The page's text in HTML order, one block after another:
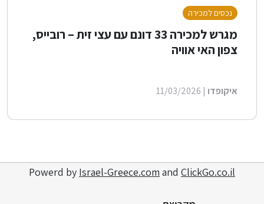
נכסים למכירה
מגרש למכירה 33 דונם עם עצי זית – רובייס,
צפון האי אוויה
איקופדו | 11/03/2026
Powerd by Israel-Greece.com and ClickGo.co.il